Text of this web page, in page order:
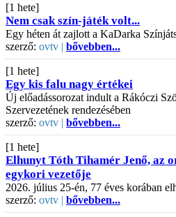
[1 hete]
Nem csak szín-játék volt...
Egy héten át zajlott a KaDarka
szerző: ovtv | bővebben...
[1 hete]
Egy kis falu nagy értékei
Új előadássorozat indult a Rákóczi
Szervezetének rendezésében
szerző: ovtv | bővebben...
[1 hete]
Elhunyt Tóth Tihamér Jenő, az
egykori vezetője
2026. július 25-én, 77 éves korában
szerző: ovtv | bővebben...